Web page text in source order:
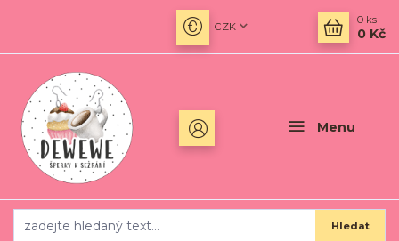
Menu
CZK
Hledat
0 ks
0 Kč